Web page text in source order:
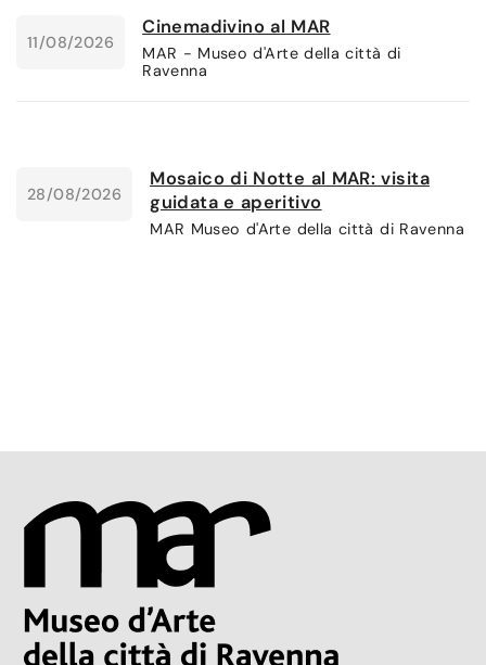
11/08/2026
Cinemadivino al MAR
MAR - Museo d'Arte della città di
Ravenna
28/08/2026
Mosaico di Notte al MAR: visita
guidata e aperitivo
MAR Museo d'Arte della città di Ravenna